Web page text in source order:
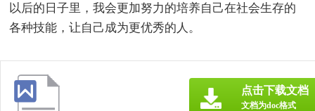
以后的日子里，我会更加努力的培养自己在社会生存的
各种技能，让自己成为更优秀的人。
点击下载文档
文档为doc格式